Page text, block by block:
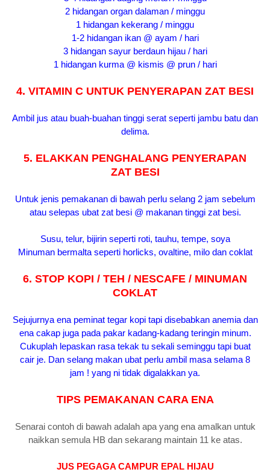
2 hidangan organ dalaman / minggu
1 hidangan kekerang / minggu
1-2 hidangan ikan @ ayam / hari
3 hidangan sayur berdaun hijau / hari
1 hidangan kurma @ kismis @ prun / hari
4. VITAMIN C UNTUK PENYERAPAN ZAT BESI
Ambil jus atau buah-buahan tinggi serat seperti jambu batu dan
delima.
5. ELAKKAN PENGHALANG PENYERAPAN
ZAT BESI
Untuk jenis pemakanan di bawah perlu selang 2 jam sebelum
atau selepas ubat zat besi @ makanan tinggi zat besi.
Susu, telur, bijirin seperti roti, tauhu, tempe, soya
Minuman bermalta seperti horlicks, ovaltine, milo dan coklat
6. STOP KOPI / TEH / NESCAFE / MINUMAN
COKLAT
Sejujurnya ena peminat tegar kopi tapi disebabkan anemia dan
ena cakap juga pada pakar kadang-kadang teringin minum.
Cukuplah lepaskan rasa tekak tu sekali seminggu tapi buat
cair je. Dan selang makan ubat perlu ambil masa selama 8
jam ! yang ni tidak digalakkan ya.
TIPS PEMAKANAN CARA ENA
Senarai contoh di bawah adalah apa yang ena amalkan untuk
naikkan semula HB dan sekarang maintain 11 ke atas.
JUS PEGAGA CAMPUR EPAL HIJAU